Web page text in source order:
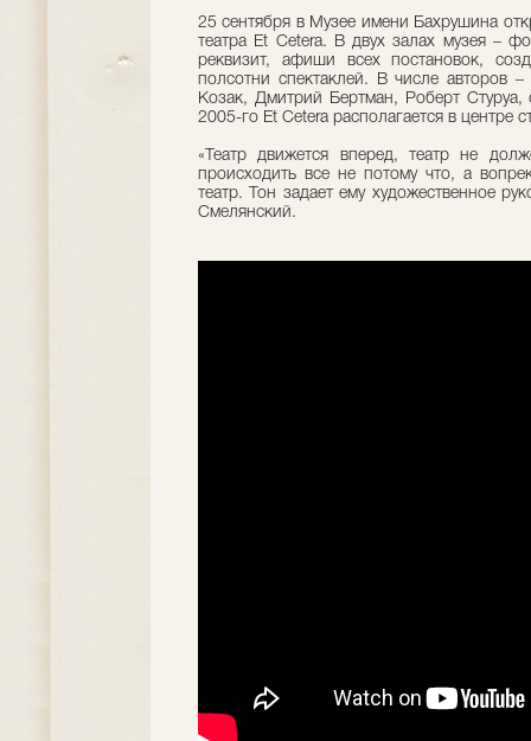
25 сентября в Музее имени Бахрушина
театра Et Сetera. В двух залах музея ‒
реквизит, афиши всех постановок,
полсотни спектаклей. В числе
Козак, Дмитрий Бертман, Роберт
2005-го Et Сetera располагается в центре
«Театр движется вперед, театр не
происходить все не потому что, а
театр. Тон задает ему художественное
Смелянский.